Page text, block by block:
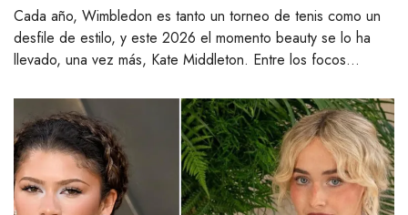
Cada año, Wimbledon es tanto un torneo de tenis como un
desfile de estilo, y este 2026 el momento beauty se lo ha
llevado, una vez más, Kate Middleton. Entre los focos…